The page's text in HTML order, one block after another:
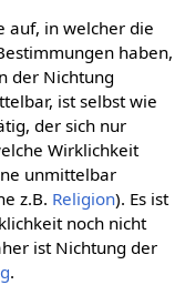
auf, in welcher die
haben,
der Nichtung
ist selbst wie
der sich nur
Wirklichkeit
unmittelbar
z.B. Religion). Es ist
noch nicht
ist Nichtung der
.